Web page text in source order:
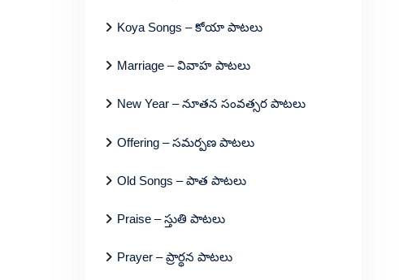
Koya Songs – కోయా పాటలు
Marriage – వివాహ పాటలు
New Year – నూతన సంవత్సర పాటలు
Offering – సమర్పణ పాటలు
Old Songs – పాత పాటలు
Praise – స్తుతి పాటలు
Prayer – ప్రార్థన పాటలు